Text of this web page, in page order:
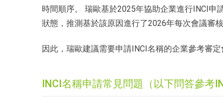
時間順序。 瑞歐基於2025年協助企業進行INCI申
狀態，推測基於該原因進行了2026年每次會議審
因此，瑞歐建議需要申請INCI名稱的企業參考審定
INCI名稱申請常見問題（以下問答參考